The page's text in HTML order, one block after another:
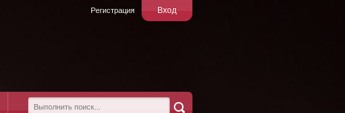
Вход
Регистрация